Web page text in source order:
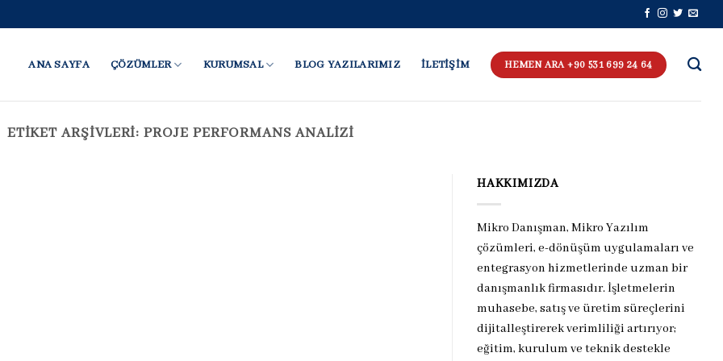
ANA SAYFA ÇÖZÜMLER KURUMSAL BLOG YAZILARIMIZ İLETİŞİM HEMEN ARA +90 531 699 24 64
ETIKET ARŞIVLERI:PROJE PERFORMANS ANALIZI
HAKKIMIZDA
Mikro Danışman, Mikro Yazılım
çözümleri, e-dönüşüm uygulamaları ve
entegrasyon hizmetlerinde uzman bir
danışmanlık firmasıdır. İşletmelerin
muhasebe, satış ve üretim süreçlerini
dijitalleştirerek verimliliği artırıyor;
eğitim, kurulum ve teknik destekle